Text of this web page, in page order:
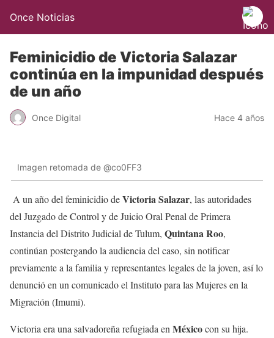
Once Noticias
Feminicidio de Victoria Salazar
continúa en la impunidad después
de un año
Once Digital Hace 4 años
Imagen retomada de @co0FF3
A un año del feminicidio deVictoria Salazar, las autoridades
del Juzgado de Control y de Juicio Oral Penal de Primera
Instancia del Distrito Judicial de Tulum, Quintana Roo,
continúan postergando la audiencia del caso, sin notificar
previamente a la familia y representantes legales de la joven, así lo
denunció en un comunicado el Instituto para las Mujeres en la
Migración (Imumi).
Victoria era una salvadoreña refugiada en Méxicocon su hija.